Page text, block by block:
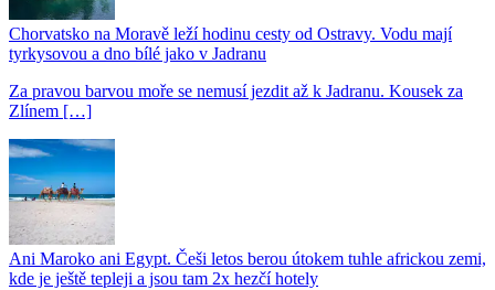
Chorvatsko na Moravě leží hodinu cesty od Ostravy. Vodu mají
tyrkysovou a dno bílé jako v Jadranu
Za pravou barvou moře se nemusí jezdit až k Jadranu. Kousek za
Zlínem […]
Ani Maroko ani Egypt. Češi letos berou útokem tuhle africkou zemi,
kde je ještě tepleji a jsou tam 2x hezčí hotely